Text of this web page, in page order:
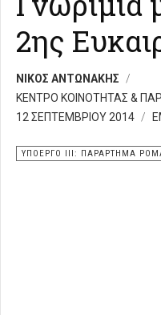
2ης
ΝΊΚΟΣ ΑΝΤΩΝΆΚΗΣ
ΚΕΝΤΡΟ ΚΟΙΝΟΤΗΤΑΣ &
12 ΣΕΠΤΕΜΒΡΊΟΥ 2014
ΥΠΟΕΡΓΟ ΙΙΙ: ΠΑΡΑΡΤΗΜΑ